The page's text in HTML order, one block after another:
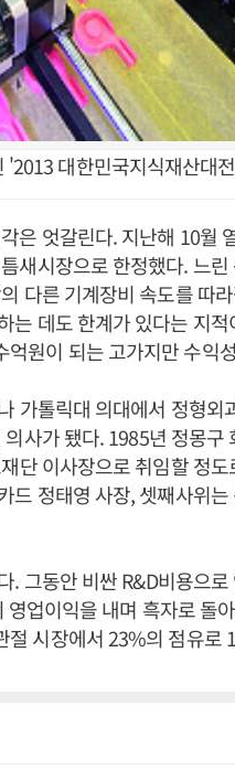
대한민국지식재산대
은 엇갈린다. 지난해 10월
새시장으로 한정했다. 느
다른 기계장비 속도를 따
는 데도 한계가 있다는 지
원이 되는 고가지만 수익
가톨릭대 의대에서 정형외
사가 됐다. 1985년 정몽구
단 이사장으로 취임할 정
드 정태영 사장, 셋째사위
. 그동안 비싼 R&D비용으
업이익을 내며 흑자로 돌
시장에서 23%의 점유로